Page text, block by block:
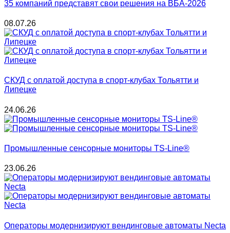
35 компаний представят свои решения на ВБА-2026
08.07.26
СКУД с оплатой доступа в спорт-клубах Тольятти и
Липецке
24.06.26
Промышленные сенсорные мониторы TS-Line®
23.06.26
Операторы модернизируют вендинговые автоматы Necta